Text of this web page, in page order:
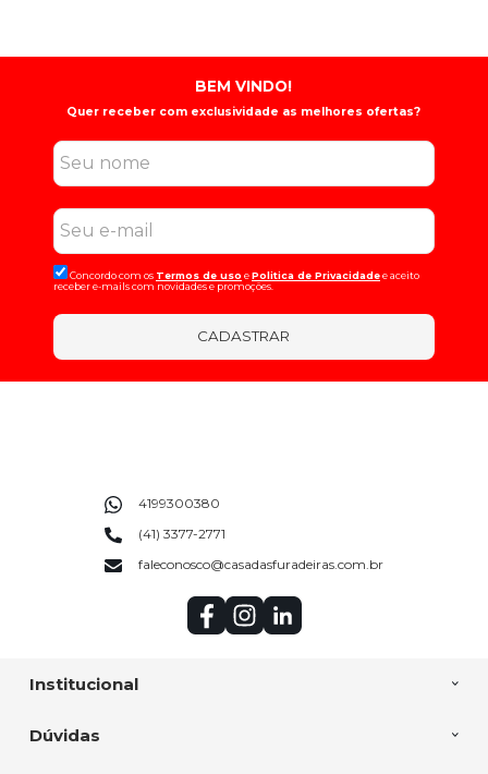
BEM VINDO!
Quer receber com exclusividade as melhores ofertas?
Concordo com os Termos de uso ePolitica de Privacidadee aceito
receber e-mails com novidades e promoções.
CADASTRAR
Institucional
Dúvidas
4199300380
(41) 3377-2771
faleconosco@casadasfuradeiras.com.br